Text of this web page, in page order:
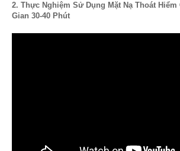
2. Thực Nghiệm Sử Dụng Mặt Nạ Thoát
Gian 30-40 Phút